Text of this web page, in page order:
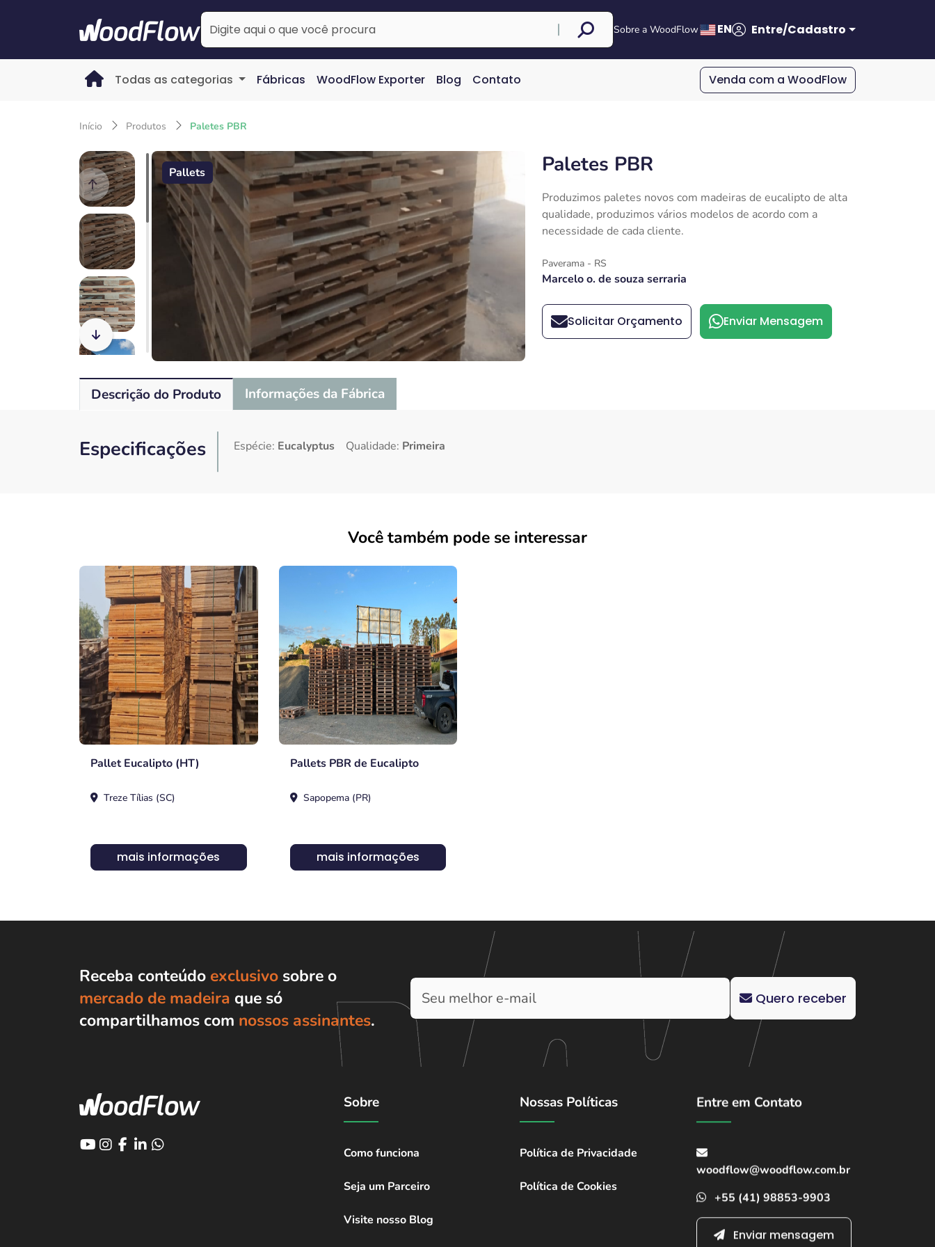
Sobre a WoodFlow EN Entre/Cadastro
Todas as categorias Fábricas WoodFlow Exporter Blog Contato Venda com a WoodFlow
Início Produtos Paletes PBR
Pallets Paletes PBR
Produzimos paletes novos com madeiras de eucalipto de alta
qualidade, produzimos vários modelos de acordo com a
necessidade de cada cliente.
Paverama - RS
Marcelo o. de souza serraria
Solicitar Orçamento Enviar Mensagem
Descrição do Produto Informações da Fábrica
Especificações Espécie: Eucalyptus Qualidade: Primeira
Você também pode se interessar
Pallet Eucalipto (HT)
Treze Tílias (SC)
mais informações
Pallets PBR de Eucalipto
Sapopema (PR)
mais informações
Receba conteúdo exclusivo sobre o
mercado de madeira que só
compartilhamos com nossos assinantes.
Quero receber
Sobre
Como funciona
Seja um Parceiro
Visite nosso Blog
Nossas Políticas
Política de Privacidade
Política de Cookies
Entre em Contato
woodflow@woodflow.com.br
+55 (41) 98853-9903
Enviar mensagem